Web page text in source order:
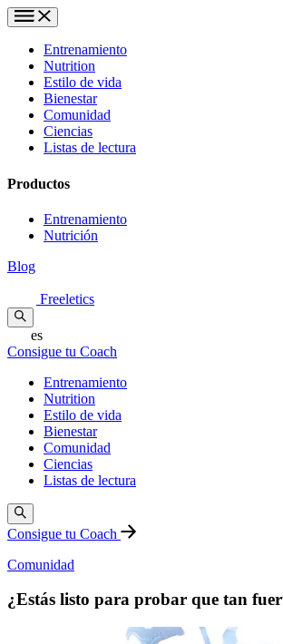
Entrenamiento
Nutrition
Estilo de vida
Bienestar
Comunidad
Ciencias
Listas de lectura
Productos
Entrenamiento
Nutrición
Blog
Freeletics
es
Consigue tu Coach
Entrenamiento
Nutrition
Estilo de vida
Bienestar
Comunidad
Ciencias
Listas de lectura
Consigue tu Coach
Comunidad
¿Estás listo para probar que tan